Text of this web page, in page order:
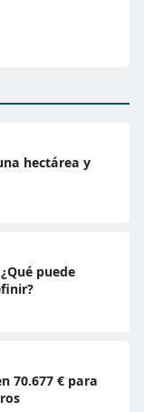
hectárea y
puede
70.677 € para